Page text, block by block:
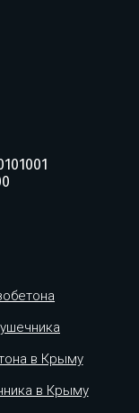
в Крыму
в Крыму